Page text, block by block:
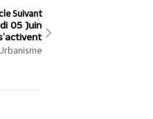
Suivant
05 Juin